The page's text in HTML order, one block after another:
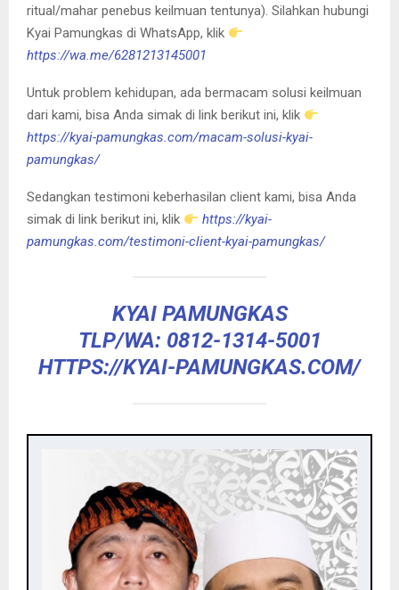
ritual/mahar penebus keilmuan tentunya). Silahkan hubungi
Kyai Pamungkas di WhatsApp, klik
https://wa.me/6281213145001
Untuk problem kehidupan, ada bermacam solusi keilmuan
dari kami, bisa Anda simak di link berikut ini, klik
https://kyai-pamungkas.com/macam-solusi-kyai-
pamungkas/
Sedangkan testimoni keberhasilan client kami, bisa Anda
simak di link berikut ini, klik
https://kyai-
pamungkas.com/testimoni-client-kyai-pamungkas/
KYAI PAMUNGKAS
TLP/WA: 0812-1314-5001
HTTPS://KYAI-PAMUNGKAS.COM/